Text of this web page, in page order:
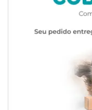
Apresentação
Tipo de Pet
piolhos e pulgas.
Para que tipos de
é indicado no
knemidocóptica (que
psoróptica que atacam
ovinos nas regiões de
demodécica e a sarna
Aqui na Cobasi você